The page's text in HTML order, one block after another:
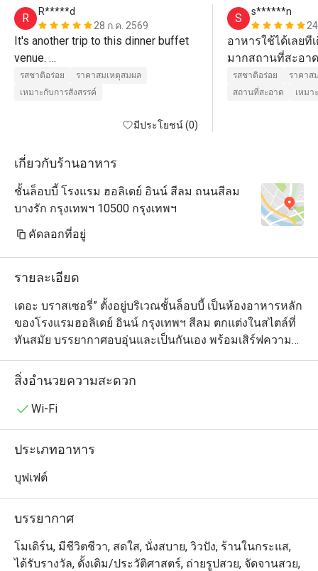
R
R*****d
28 ก.ค. 2569
It's another trip to this dinner buffet
venue.
Price is value and the food variety is
good.
รสชาติอร่อย
ราคาสมเหตุสมผล
เหมาะกับการสังสรรค์
มีประโยชน์ (0)
S
s******n
อาหารใช้ได้เลยที
มากสถานที่สะอา
รสชาติอร่อย
ราคาส
สถานที่สะอาด
เหมา
เกี่ยวกับร้านอาหาร
ชั้นล็อบบี้ โรงแรม ฮอลิเดย์ อินน์ สีลม ถนนสีลม
บางรัก กรุงเทพฯ 10500 กรุงเทพฯ
คัดลอกที่อยู่
รายละเอียด
เดอะ บราสเซอรี่” ตั้งอยู่บริเวณชั้นล็อบบี้ เป็นห้องอาหารหลัก
ของโรงแรมฮอลิเดย์ อินน์ กรุงเทพฯ สีลม ตกแต่งในสไตล์ที่
ทันสมัย บรรยากาศอบอุ่นและเป็นกันเอง พร้อมเสิร์ฟความ
อร่อยให้คุณอิ่มท้องในรูปแบบบุฟเฟ่ต์นานาชาติ ทั้งมื้อกลาง
วันและมื้อเย็น
สัญชาติ ทั้งอาหารไทย จีน ตะวันตก ญี่ปุ่น อินเดีย และ
หอยแมลงภู่สดใหม่ ซูชิคำโต สเตชันปรุงสดอย่างเทปันยากิ
ปิดท้ายมื้ออาหารด้วยของหวานนานาชนิด ทั้งขนมปัง เค้ก
ความพิเศษยิ่งขึ้นด้วยการเพิ่มหอยนางรมสดและแซลมอน
ซาชิมิเข้ามาให้ทานได้อย่างจุใจ
สิ่งอำนวยความสะดวก
Wi-Fi
ประเภทอาหาร
บุฟเฟต์
บรรยากาศ
โมเดิร์น, มีชีวิตชีวา, สดใส, นั่งสบาย, วิวปัง, ร้านในกระแส,
ได้รับรางวัล, ดั้งเดิม/ประวัติศาสตร์, ถ่ายรูปสวย, จัดจานสวย,